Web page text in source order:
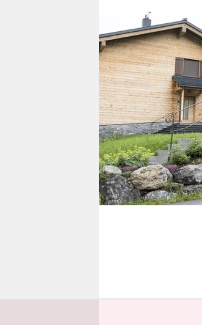
wahrheit
verlag
verlag
veranstaltungen
shop
fragen & hilfe
unterstützen
abo